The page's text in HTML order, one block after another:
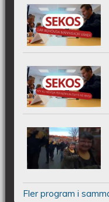
SEKOS -
VÄXER
SEKOS - ATY
NJERIUN
Vad händer
Fler program i